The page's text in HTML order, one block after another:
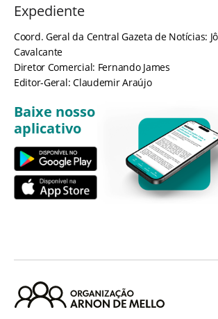
Expediente
Coord. Geral da Central Gazeta de Notícias:
Cavalcante
Diretor Comercial: Fernando James
Editor-Geral: Claudemir Araújo
Baixe nosso
aplicativo